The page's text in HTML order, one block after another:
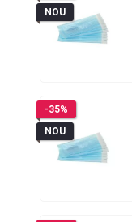
NOU
-35%
NOU